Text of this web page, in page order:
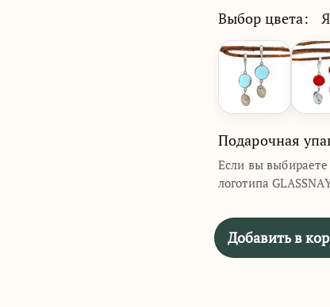
Выбор цвета:
Подарочная
Если вы
логотипа
Добавить в